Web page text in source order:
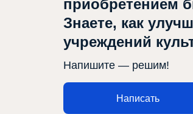
приобретением
Знаете, как
учреждений
Напишите — решим!
Написать